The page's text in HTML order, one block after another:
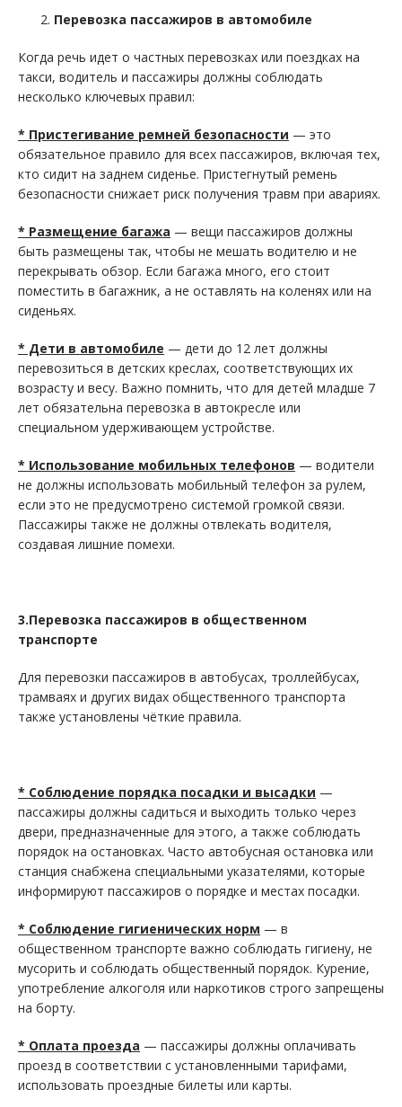
Перевозка пассажиров в автомобиле
Когда речь идет о частных перевозках или поездках на
такси, водитель и пассажиры должны соблюдать
несколько ключевых правил:
* Пристегивание ремней безопасности — это
обязательное правило для всех пассажиров, включая тех,
кто сидит на заднем сиденье. Пристегнутый ремень
безопасности снижает риск получения травм при авариях.
* Размещение багажа — вещи пассажиров должны
быть размещены так, чтобы не мешать водителю и не
перекрывать обзор. Если багажа много, его стоит
поместить в багажник, а не оставлять на коленях или на
сиденьях.
* Дети в автомобиле — дети до 12 лет должны
перевозиться в детских креслах, соответствующих их
возрасту и весу. Важно помнить, что для детей младше 7
лет обязательна перевозка в автокресле или
специальном удерживающем устройстве.
* Использование мобильных телефонов — водители
не должны использовать мобильный телефон за рулем,
если это не предусмотрено системой громкой связи.
Пассажиры также не должны отвлекать водителя,
создавая лишние помехи.
3.Перевозка пассажиров в общественном
транспорте
Для перевозки пассажиров в автобусах, троллейбусах,
трамваях и других видах общественного транспорта
также установлены чёткие правила.
* Соблюдение порядка посадки и высадки —
пассажиры должны садиться и выходить только через
двери, предназначенные для этого, а также соблюдать
порядок на остановках. Часто автобусная остановка или
станция снабжена специальными указателями, которые
информируют пассажиров о порядке и местах посадки.
* Соблюдение гигиенических норм — в
общественном транспорте важно соблюдать гигиену, не
мусорить и соблюдать общественный порядок. Курение,
употребление алкоголя или наркотиков строго запрещены
на борту.
* Оплата проезда — пассажиры должны оплачивать
проезд в соответствии с установленными тарифами,
использовать проездные билеты или карты.